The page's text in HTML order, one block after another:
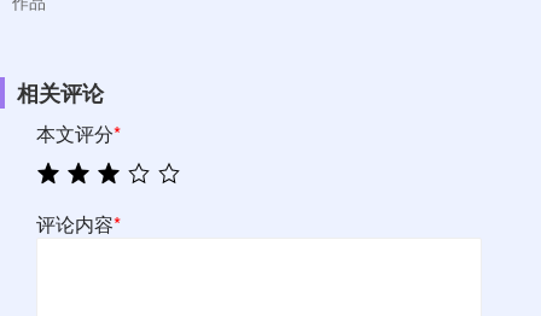
相关评论
本文评分*
评论内容*